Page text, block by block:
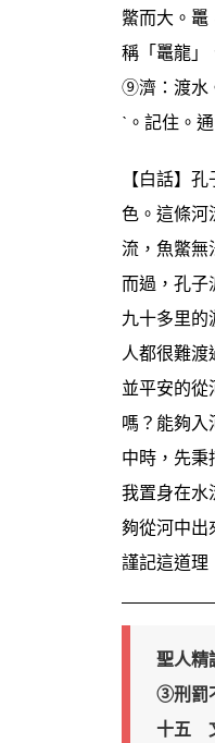
鱉而大。鼉
稱「鼉龍
⑨濟：渡水
ˋ。記住。
【白話】
色。這條河
流，魚鱉無
而過，孔子
九十多里的
人都很難渡
並平安的從
嗎？能夠入
中時，先秉
我置身在水
夠從河中出
謹記這道理
聖人精
③刑罰
十五